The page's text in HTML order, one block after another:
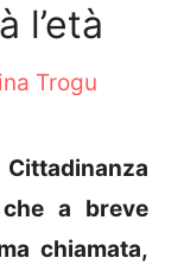
l’età
Trogu
che a breve
chiamata,